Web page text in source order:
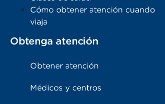
Cómo obtener atención cuando
viaja
Obtenga atención
Obtener atención
Médicos y centros